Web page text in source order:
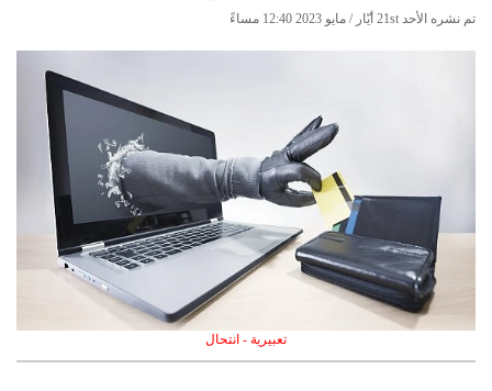
تم نشره الأحد 21st أيّار / مايو 2023 12:40 مساءً
تعبيرية - انتحال